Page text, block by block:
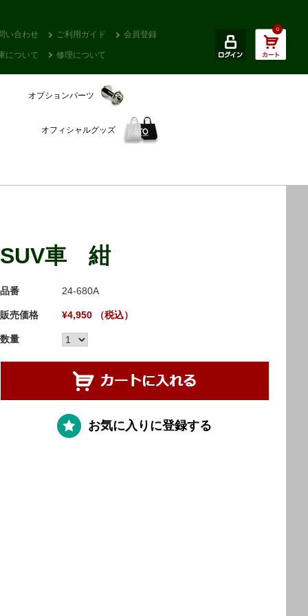
い合わせ ご利用ガイド 会員登録
について 修理について
0
オプションパーツ
オフィシャルグッズ
SUV車 紺
品番 24-680A
販売価格 ¥4,950 （税込）
数量
お気に入りに登録する